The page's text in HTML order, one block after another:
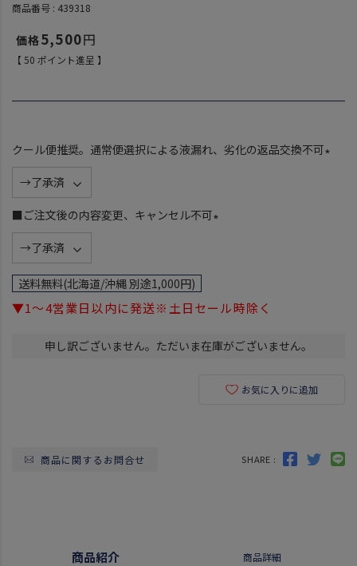
商品番号 439318
5,500
【 50 ポイント進呈 】
クール便推奨。通常便選択による液漏れ、劣化の返品交換不可
■ご注文後の内容変更、キャンセル不可
送料無料(北海道/沖縄 別途1,000円)
▼1～4営業日以内に発送※土日セール時除く
申し訳ございません。ただいま在庫がございません。
お気に入りに追加
商品に関するお問合せ SHARE :
商品紹介 商品詳細